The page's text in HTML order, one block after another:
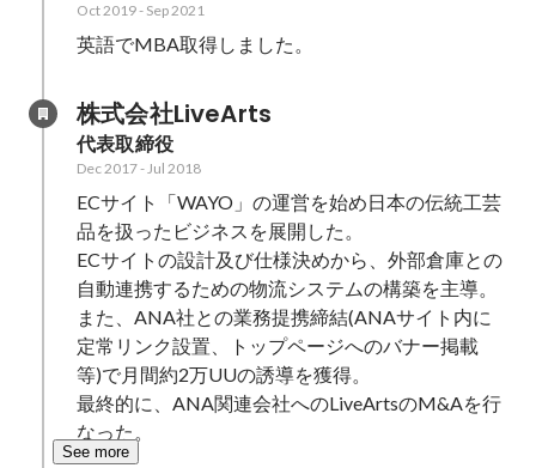
Oct 2019- Sep 2021
英語でMBA取得しました。
株式会社LiveArts
代表取締役
Dec 2017-Jul 2018
ECサイト「WAYO」の運営を始め日本の伝統工芸
品を扱ったビジネスを展開した。
ECサイトの設計及び仕様決めから、外部倉庫との
自動連携するための物流システムの構築を主導。
また、ANA社との業務提携締結(ANAサイト内に
定常リンク設置、トップページへのバナー掲載
等)で月間約2万UUの誘導を獲得。
最終的に、ANA関連会社へのLiveArtsのM&Aを行
なった。
See more